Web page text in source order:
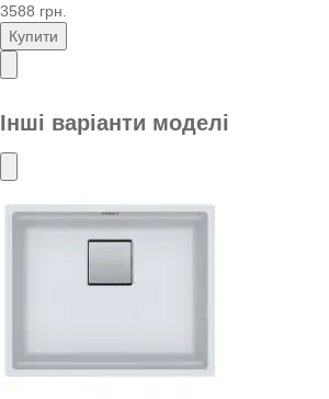
3588 грн.
Купити
Інші варіанти моделі